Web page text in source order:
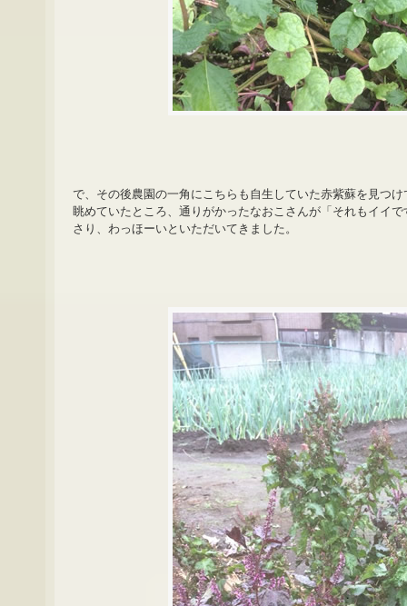
で、その後農園の一角にこちらも自生していた赤紫蘇を見つ
眺めていたところ、通りがかったなおこさんが「それもイイ
さり、わっほーいといただいてきました。